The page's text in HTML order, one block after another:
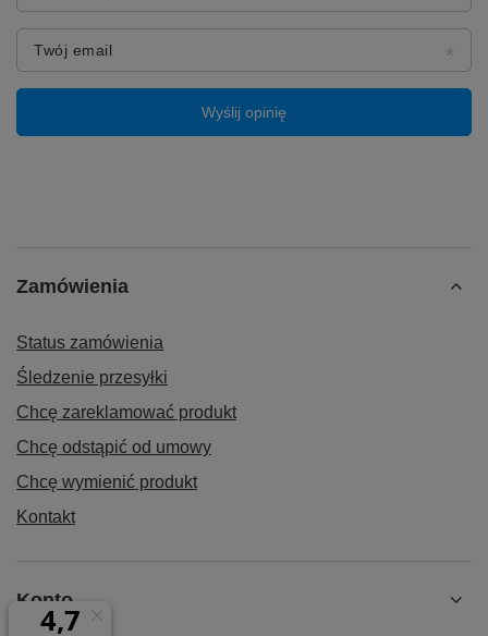
Twój email
Wyślij opinię
Zamówienia
Status zamówienia
Śledzenie przesyłki
Chcę zareklamować produkt
Chcę odstąpić od umowy
Chcę wymienić produkt
Kontakt
Konto